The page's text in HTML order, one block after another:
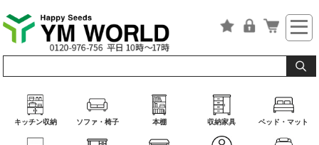
キッチン収納 ソファ・椅子 本棚 収納家具 ベッド・マット